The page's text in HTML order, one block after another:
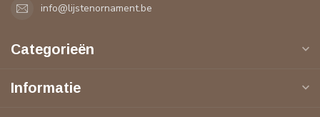
info@lijstenornament.be
Categorieën
Informatie